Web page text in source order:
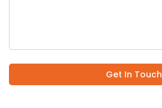
Get In Touch